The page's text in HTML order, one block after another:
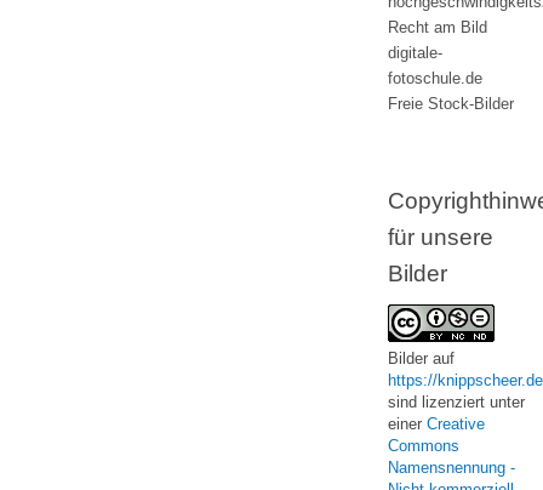
Recht am Bild
digitale-
fotoschule.de
Freie Stock-Bilder
für unsere
Bilder
Bilder auf
https://knippscheer.de
sind lizenziert unter
einer Creative
Commons
Namensnennung -